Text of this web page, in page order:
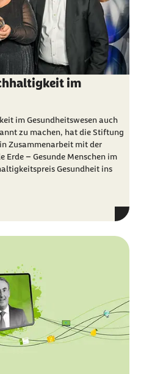
im
im Gesundheitswesen auch
zu machen, hat die Stiftung
Zusammenarbeit mit der
Erde – Gesunde Menschen im
Gesundheit ins